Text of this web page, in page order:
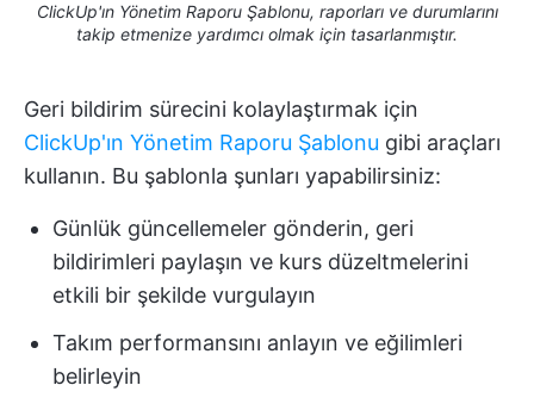
ClickUp'ın Yönetim Raporu Şablonu, raporları ve durumlarını
takip etmenize yardımcı olmak için tasarlanmıştır.
Geri bildirim sürecini kolaylaştırmak için
ClickUp'ın Yönetim Raporu Şablonu gibi araçları
kullanın. Bu şablonla şunları yapabilirsiniz:
Günlük güncellemeler gönderin, geri
bildirimleri paylaşın ve kurs düzeltmelerini
etkili bir şekilde vurgulayın
Takım performansını anlayın ve eğilimleri
belirleyin